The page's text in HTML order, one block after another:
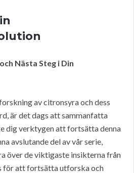
Nästa Steg i Din
av citronsyra och dess
är det dags att sammanfatta
dig verktygen att fortsätta denna
avslutande del av vår serie,
över de viktigaste insikterna från
för att fortsätta utforska och